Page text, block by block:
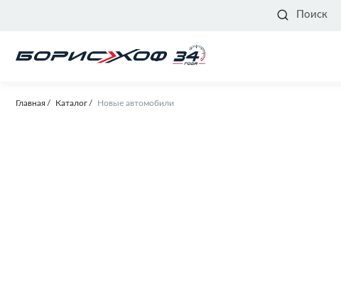
Поиск
Главная Каталог Новые автомобили